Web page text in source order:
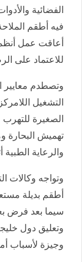
الفضائية
فيه أطقم
أعاقت عمل
للاعتماد على
وتصطدم معايير
التشغيل
الصغيرة للتهرب
تهميش البحارة
والرعاية الطبية
وتواجه وكالات
أطقم بديلة
سيما بعد فرض
وتعليق دول
وجيزة لأسباب